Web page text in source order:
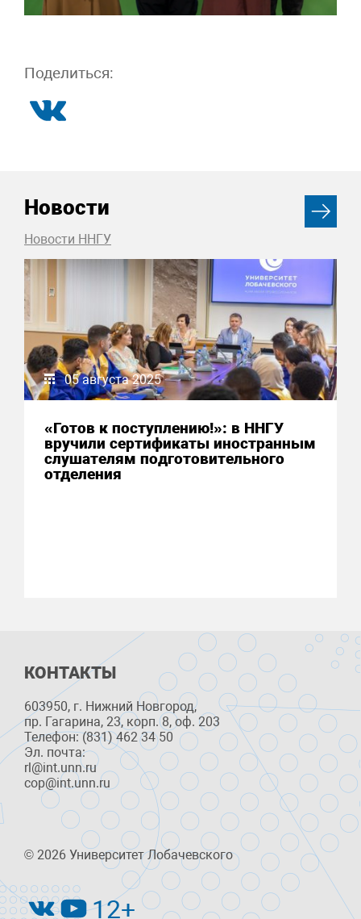
Поделиться:
Новости
Новости ННГУ
05 августа 2025
«Готов к поступлению!»: в ННГУ
вручили сертификаты иностранным
слушателям подготовительного
отделения
КОНТАКТЫ
603950, г. Нижний Новгород,
пр. Гагарина, 23, корп. 8, оф. 203
Телефон: (831) 462 34 50
Эл. почта:
rl@int.unn.ru
cop@int.unn.ru
© 2026 Университет Лобачевского
12+